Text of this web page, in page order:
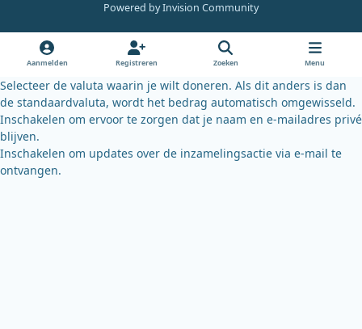
k
k
y
Powered byInvision Community
Aanmelden Registreren Zoeken Menu
Selecteer de valuta waarin je wilt doneren. Als dit anders is dan
de standaardvaluta, wordt het bedrag automatisch omgewisseld.
Inschakelen om ervoor te zorgen dat je naam en e-mailadres privé
blijven.
Inschakelen om updates over de inzamelingsactie via e-mail te
ontvangen.